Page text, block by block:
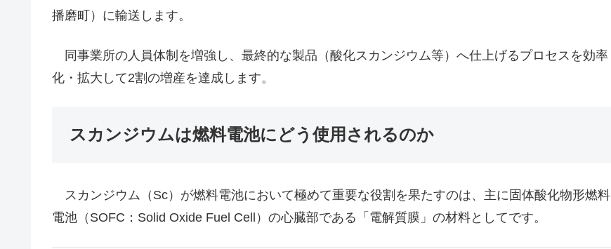
播磨町）に輸送します。
同事業所の人員体制を増強し、最終的な製品（酸化スカンジウム等）へ仕上げるプロセスを効率
化・拡大して2割の増産を達成します。
スカンジウムは燃料電池にどう使用されるのか
スカンジウム（Sc）が燃料電池において極めて重要な役割を果たすのは、主に固体酸化物形燃料
電池（SOFC：Solid Oxide Fuel Cell）の心臓部である「電解質膜」の材料としてです。